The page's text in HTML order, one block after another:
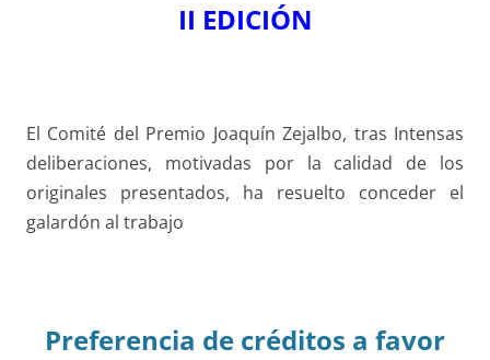
II EDICIÓN
El Comité del Premio Joaquín Zejalbo, tras Intensas
deliberaciones, motivadas por la calidad de los
originales presentados, ha resuelto conceder el
galardón al trabajo
Preferencia de créditos a favor